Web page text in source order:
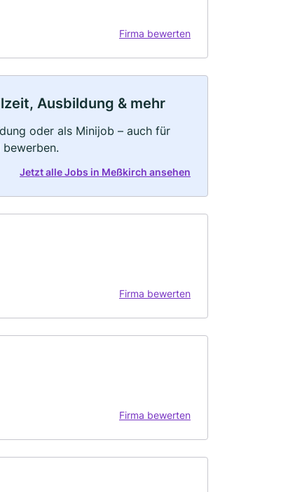
Firma bewerten
Ausbildung & mehr
oder als Minijob – auch für
Jetzt alle Jobs in Meßkirch ansehen
Firma bewerten
Firma bewerten